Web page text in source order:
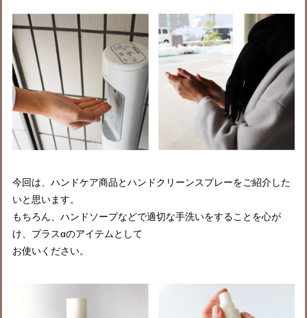
今回は、ハンドケア商品とハンドクリーンスプレーをご紹介した
いと思います。
もちろん、ハンドソープなどで適切な手洗いをすることを心が
け、プラスαのアイテムとして
お使いください。